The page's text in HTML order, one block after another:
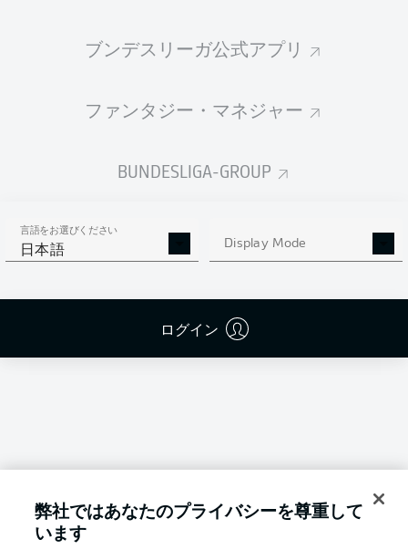
ブンデスリーガ公式アプリ
ファンタジー・マネジャー
BUNDESLIGA-GROUP
言語をお選びください
日本語 Display Mode
ログイン
Welcome along and thanks for joining us for build-up
弊社ではあなたのプライバシーを尊重して
います